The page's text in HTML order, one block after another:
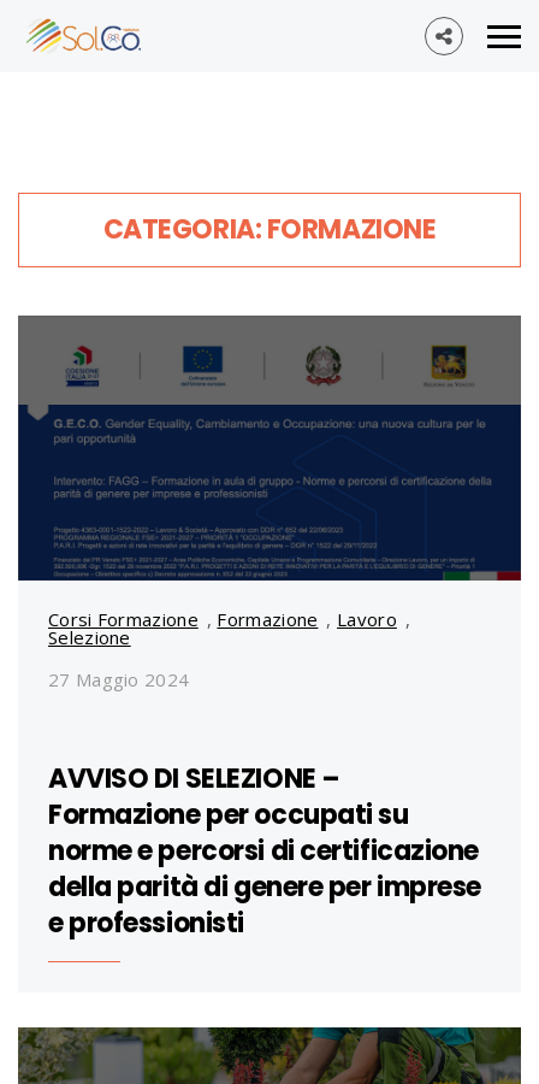
CATEGORIA: FORMAZIONE
Corsi Formazione , Formazione , Lavoro ,
Selezione
27 Maggio 2024
AVVISO DI SELEZIONE –
Formazione per occupati su
norme e percorsi di certificazione
della parità di genere per imprese
e professionisti